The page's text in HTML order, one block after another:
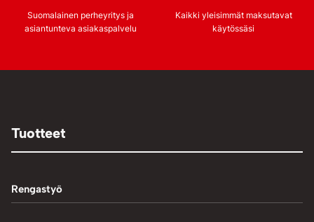
Suomalainen perheyritys ja
asiantunteva asiakaspalvelu
Kaikki yleisimmät maksutavat
käytössäsi
Tuotteet
Rengastyö